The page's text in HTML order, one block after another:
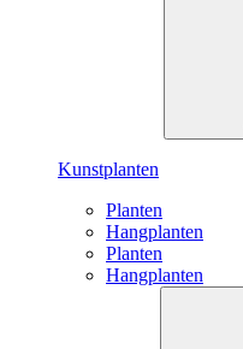
Kunstplanten
Planten
Hangplanten
Planten
Hangplanten